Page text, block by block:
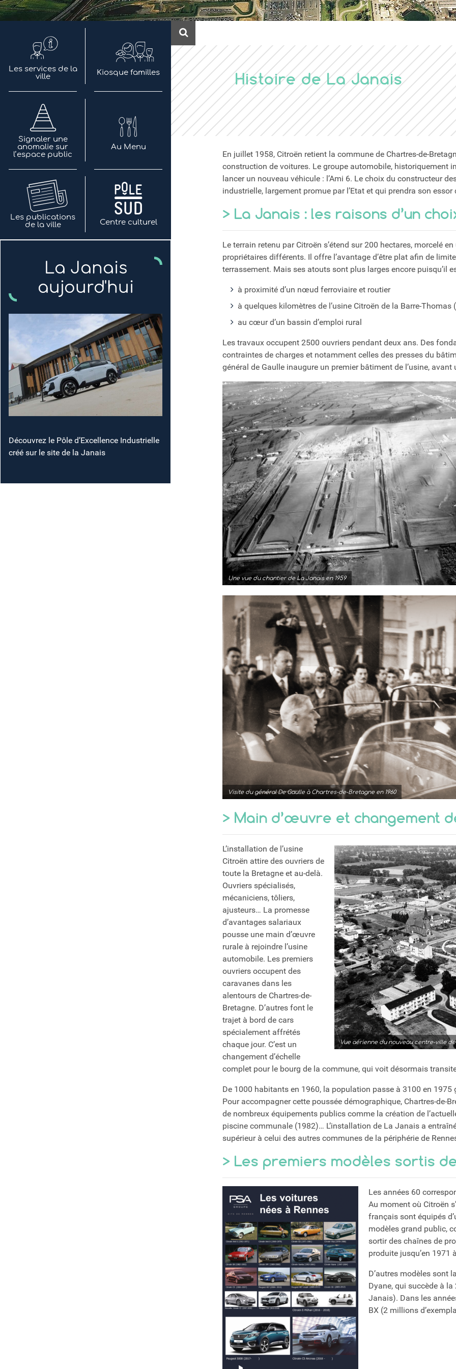
Rechercher
Histoire de La Janais
En juillet 1958, Citroën retient la commune de Chartres-de-
construction de voitures. Le groupe automobile, historiquement
lancer un nouveau véhicule : l’Ami 6. Le choix du constructeur
industrielle, largement promue par l’Etat et qui prendra son essor
> La Janais : les raisons d’un
Le terrain retenu par Citroën s’étend sur 200 hectares, morcelé
propriétaires différents. Il offre l’avantage d’être plat afin de
terrassement. Mais ses atouts sont plus larges encore puisqu’il
à proximité d’un nœud ferroviaire et routier
à quelques kilomètres de l’usine Citroën de la Barre-Thomas
au cœur d’un bassin d’emploi rural
Les travaux occupent 2500 ouvriers pendant deux ans. Des
contraintes de charges et notamment celles des presses du
général de Gaulle inaugure un premier bâtiment de l’usine,
Une vue du chantier de La Janais en 1959
Visite du général De Gaulle à Chartres-de-Bretagne en 1960
> Main d’œuvre et changement
Vue aérienne du nouveau centre-ville
L’installation de l’usine
Citroën attire des ouvriers de
toute la Bretagne et au-delà.
Ouvriers spécialisés,
mécaniciens, tôliers,
ajusteurs… La promesse
d’avantages salariaux
pousse une main d’œuvre
rurale à rejoindre l’usine
automobile. Les premiers
ouvriers occupent des
caravanes dans les
alentours de Chartres-de-
Bretagne. D’autres font le
trajet à bord de cars
spécialement affrétés
chaque jour. C’est un
changement d’échelle
complet pour le bourg de la commune, qui voit désormais
De 1000 habitants en 1960, la population passe à 3100 en
Pour accompagner cette poussée démographique, Chartres-de-
de nombreux équipements publics comme la création de
piscine communale (1982)… L’installation de La Janais a
supérieur à celui des autres communes de la périphérie de
> Les premiers modèles sortis de
Les années 60
Au moment où Citroën
français sont équipés
modèles grand public,
sortir des chaînes de
produite jusqu’en 1971
D’autres modèles sont
Dyane, qui succède à
Janais). Dans les
BX (2 millions
Les services de la
ville
Kiosque familles
Signaler une
anomalie sur
l’espace public
Au Menu
Les publications
de la ville
Centre culturel
La Janais
aujourd'hui
Découvrez le Pôle d’Excellence Industrielle
créé sur le site de la Janais